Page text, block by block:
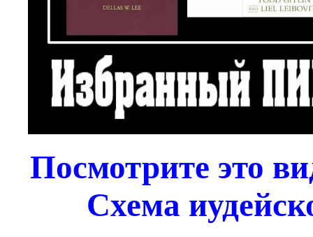
Посмотрите это
Схема